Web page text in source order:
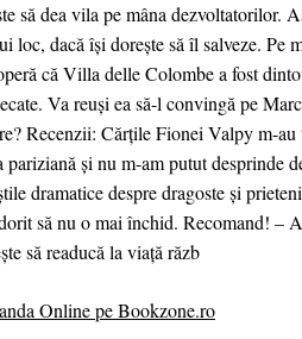
să dea vila pe mâna dezvoltatorilor.
loc, dacă își dorește să îl salveze. Pe
că Villa delle Colombe a fost
Va reuși ea să-l convingă pe
Recenzii: Cărțile Fionei Valpy m-
pariziană și nu m-am putut desprinde
dramatice despre dragoste și
să nu o mai închid. Recomand! –
să readucă la viață răzb
Online pe Bookzone.ro